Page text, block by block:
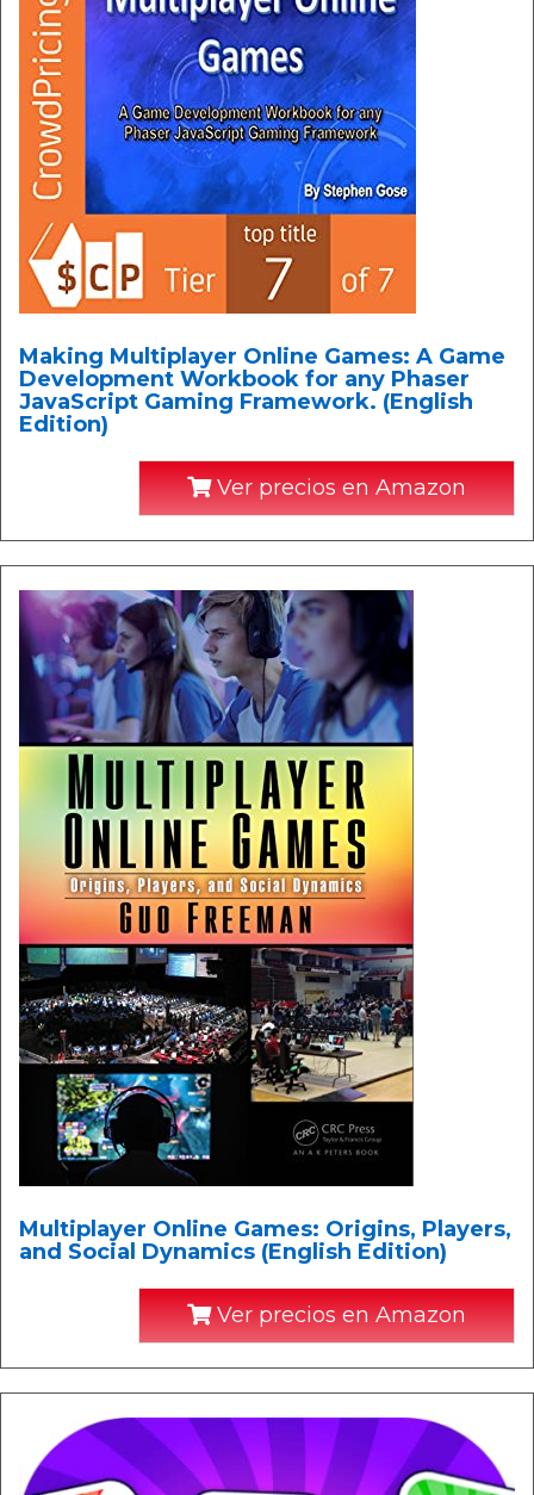
Making Multiplayer Online Games: A Game
Development Workbook for any Phaser
JavaScript Gaming Framework. (English
Edition)
Ver precios en Amazon
Multiplayer Online Games: Origins, Players,
and Social Dynamics (English Edition)
Ver precios en Amazon